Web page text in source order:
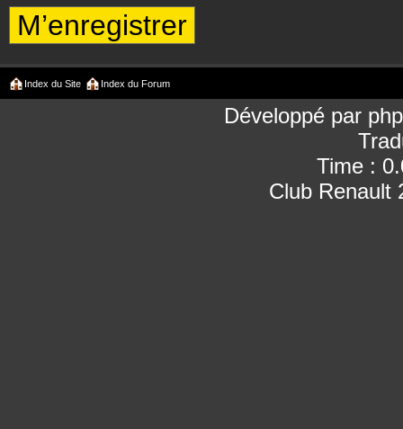
M’enregistrer
Index du Site Index du Forum
Développé par
Time :
Club Renault